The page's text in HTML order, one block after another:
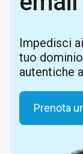
Impedisci
tuo
autentiche
Prenota